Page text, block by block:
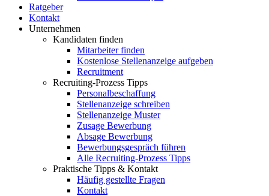
Ratgeber
Kontakt
Unternehmen
Kandidaten finden
Mitarbeiter finden
Kostenlose Stellenanzeige aufgeben
Recruitment
Recruiting-Prozess Tipps
Personalbeschaffung
Stellenanzeige schreiben
Stellenanzeige Muster
Zusage Bewerbung
Absage Bewerbung
Bewerbungsgespräch führen
Alle Recruiting-Prozess Tipps
Praktische Tipps & Kontakt
Häufig gestellte Fragen
Kontakt